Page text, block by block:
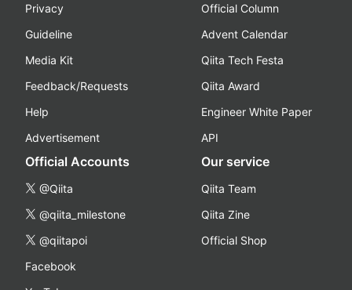
Privacy
Guideline
Media Kit
Feedback/Requests
Help
Advertisement
Official Column
Advent Calendar
Qiita Tech Festa
Qiita Award
Engineer White Paper
API
Official Accounts
@Qiita
@qiita_milestone
@qiitapoi
Facebook
Our service
Qiita Team
Qiita Zine
Official Shop